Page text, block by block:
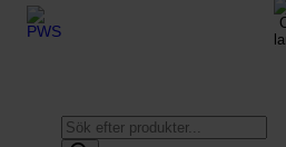
Produktsökning